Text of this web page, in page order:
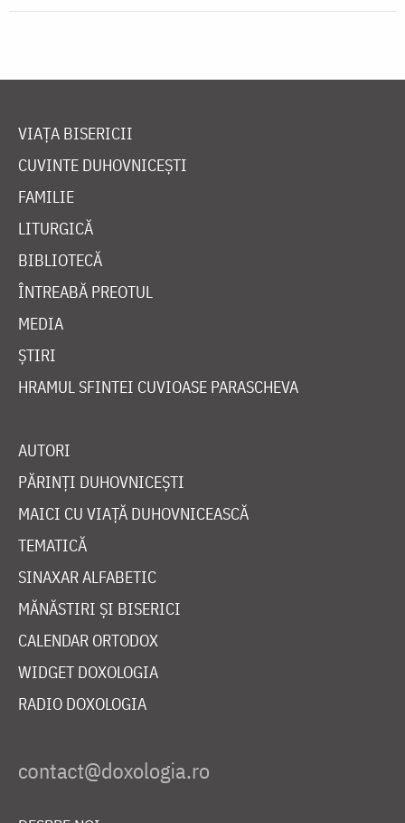
VIAȚA BISERICII
CUVINTE DUHOVNICEȘTI
FAMILIE
LITURGICĂ
BIBLIOTECĂ
ÎNTREABĂ PREOTUL
MEDIA
ȘTIRI
HRAMUL SFINTEI CUVIOASE PARASCHEVA
AUTORI
PĂRINȚI DUHOVNICEȘTI
MAICI CU VIAȚĂ DUHOVNICEASCĂ
TEMATICĂ
SINAXAR ALFABETIC
MĂNĂSTIRI ȘI BISERICI
CALENDAR ORTODOX
WIDGET DOXOLOGIA
RADIO DOXOLOGIA